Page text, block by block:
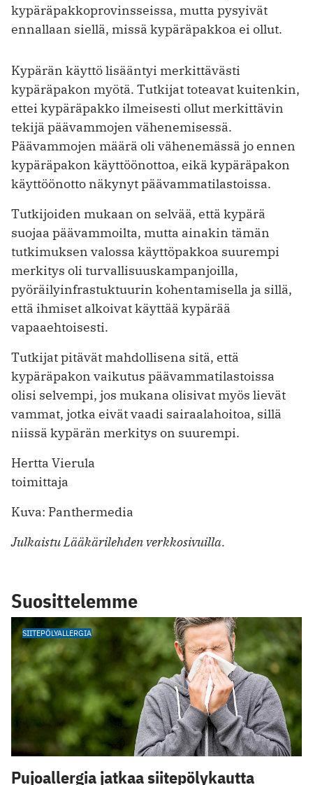
kypäräpakkoprovinsseissa, mutta pysyivät
ennallaan siellä, missä kypäräpakkoa ei ollut.
Kypärän käyttö lisääntyi merkittävästi
kypäräpakon myötä. Tutkijat toteavat kuitenkin,
ettei kypäräpakko ilmeisesti ollut merkittävin
tekijä päävammojen vähenemisessä.
Päävammojen määrä oli vähenemässä jo ennen
kypäräpakon käyttöönottoa, eikä kypäräpakon
käyttöönotto näkynyt päävammatilastoissa.
Tutkijoiden mukaan on selvää, että kypärä
suojaa päävammoilta, mutta ainakin tämän
tutkimuksen valossa käyttöpakkoa suurempi
merkitys oli turvallisuuskampanjoilla,
pyöräilyinfrastuktuurin kohentamisella ja sillä,
että ihmiset alkoivat käyttää kypärää
vapaaehtoisesti.
Tutkijat pitävät mahdollisena sitä, että
kypäräpakon vaikutus päävammatilastoissa
olisi selvempi, jos mukana olisivat myös lievät
vammat, jotka eivät vaadi sairaalahoitoa, sillä
niissä kypärän merkitys on suurempi.
Hertta Vierula
toimittaja
Kuva: Panthermedia
Julkaistu Lääkärilehden verkkosivuilla.
Suosittelemme
SIITEPÖLYALLERGIA
Pujoallergia jatkaa siitepölykautta